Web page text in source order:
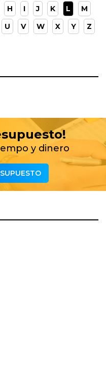
H I J K L
M
U V W X Y Z
y dinero